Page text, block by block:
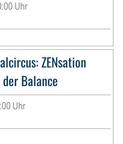
Uhr
ZENsation
Balance
Uhr